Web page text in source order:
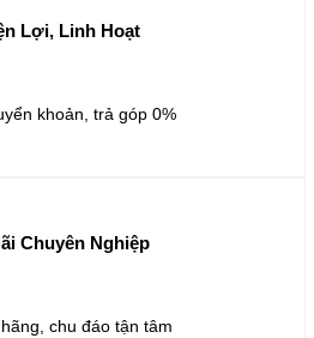
Lợi, Linh Hoạt
khoản, trả góp 0%
Chuyên Nghiệp
chu đáo tận tâm